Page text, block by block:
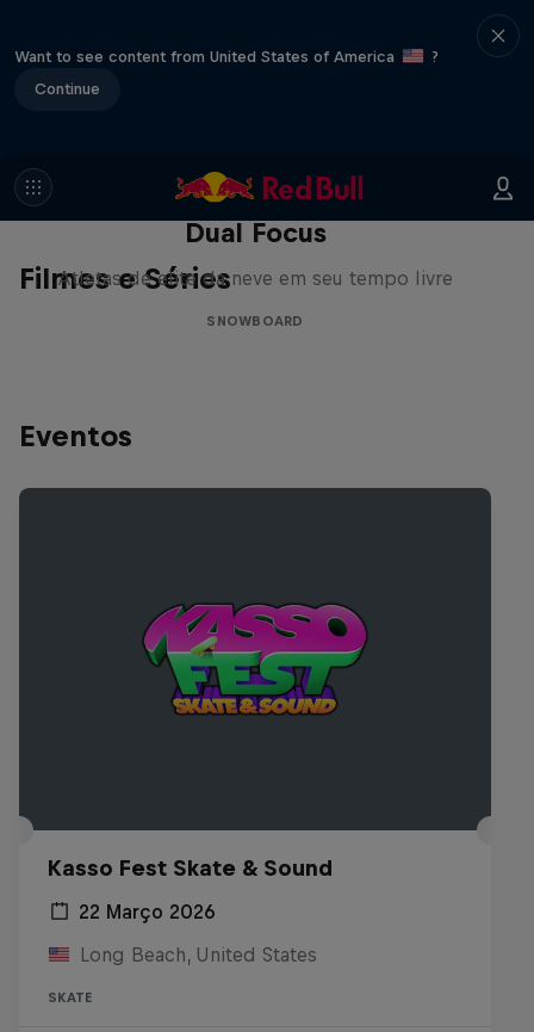
Want to see content from United States of America
?
Continue
Filmes e Séries
Dual Focus
Atletas de elite da neve em seu tempo livre
SNOWBOARD
Eventos
Kasso Fest Skate & Sound
22 Março 2026
Long Beach, United States
SKATE